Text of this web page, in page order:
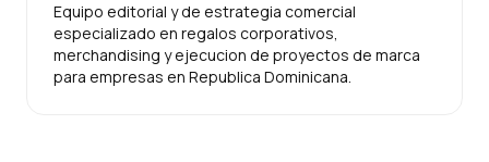
Equipo editorial y de estrategia comercial
especializado en regalos corporativos,
merchandising y ejecucion de proyectos de marca
para empresas en Republica Dominicana.